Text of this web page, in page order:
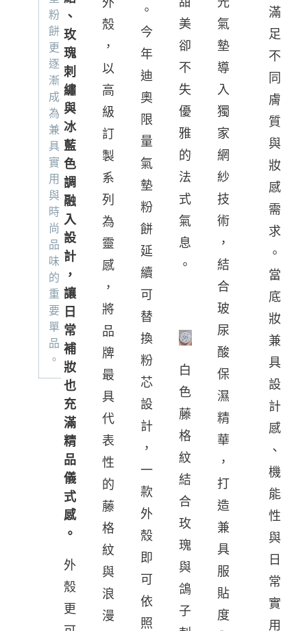
粉
餅
更
逐
漸
成
為
兼
具
實
用
與
時
尚
品
味
的
重
要
單
品
。
、
玫
瑰
刺
繡
與
冰
藍
色
調
融
入
設
計
，
讓
日
常
補
妝
也
充
滿
精
品
儀
式
感
。
外
殼
更
殼
，
以
高
級
訂
製
系
列
為
靈
感
，
將
品
牌
最
具
代
表
性
的
藤
格
紋
與
浪
漫
。
今
年
迪
奧
限
量
氣
墊
粉
餅
延
續
可
替
換
粉
芯
設
計
，
一
款
外
殼
即
可
依
照
美
卻
不
失
優
雅
的
法
式
氣
息
。
白
色
藤
格
紋
結
合
玫
瑰
與
鴿
子
氣
墊
導
入
獨
家
網
紗
技
術
，
結
合
玻
尿
酸
保
濕
精
華
，
打
造
兼
具
服
貼
度
滿
足
不
同
膚
質
與
妝
感
需
求
。
當
底
妝
兼
具
設
計
感
、
機
能
性
與
日
常
實
用